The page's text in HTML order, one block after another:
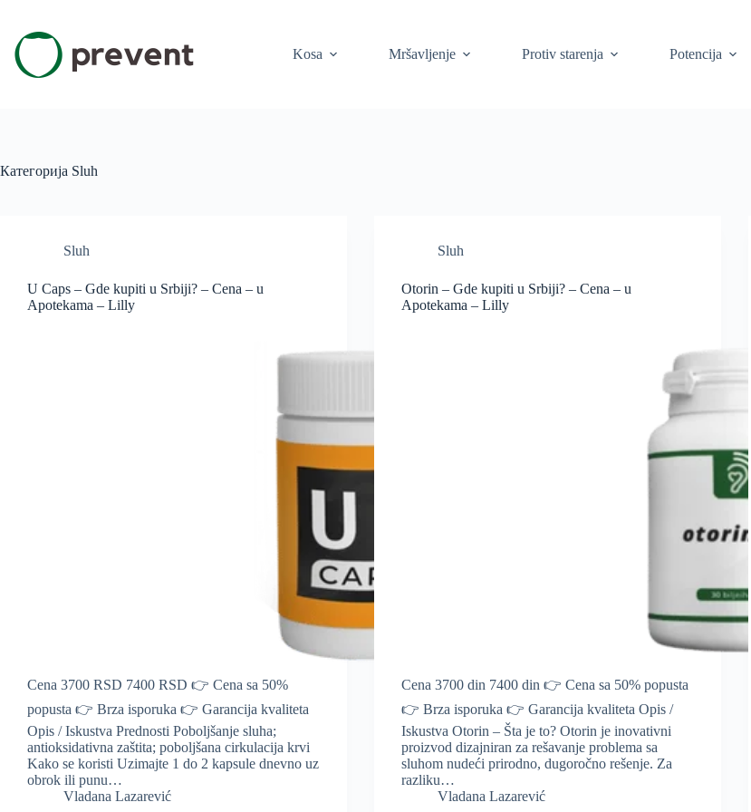
content
Kosa
Mršavljenje Protiv starenja Potencija
Категорија Sluh
Sluh
U Caps – Gde kupiti u Srbiji? – Cena – u
Apotekama – Lilly
Cena 3700 RSD 7400 RSD 👉 Cena sa 50%
popusta 👉 Brza isporuka 👉 Garancija kvaliteta
Opis / Iskustva Prednosti Poboljšanje sluha;
antioksidativna zaštita; poboljšana cirkulacija krvi
Kako se koristi Uzimajte 1 do 2 kapsule dnevno uz
obrok ili punu…
Vladana Lazarević
Sluh
Otorin – Gde kupiti u Srbiji? – Cena – u
Apotekama – Lilly
Cena 3700 din 7400 din 👉 Cena sa 50% popusta
👉 Brza isporuka 👉 Garancija kvaliteta Opis /
Iskustva Otorin – Šta je to? Otorin je inovativni
proizvod dizajniran za rešavanje problema sa
sluhom nudeći prirodno, dugoročno rešenje. Za
razliku…
Vladana Lazarević